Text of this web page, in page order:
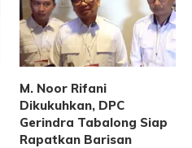
M. Noor Rifani
Dikukuhkan, DPC
Gerindra Tabalong Siap
Rapatkan Barisan